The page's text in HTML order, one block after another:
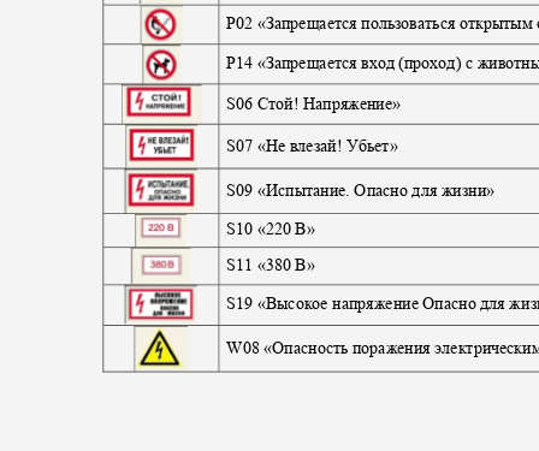
P02 «Запрещается пользоваться
P14 «Запрещается вход (проход) с
S06 Стой! Напряжение»
S07 «Не влезай! Убьет»
S09 «Испытание. Опасно для жизни»
S10 «220 В»
S11 «380 В»
S19 «Высокое напряжение Опасно для
W08 «Опасность поражения